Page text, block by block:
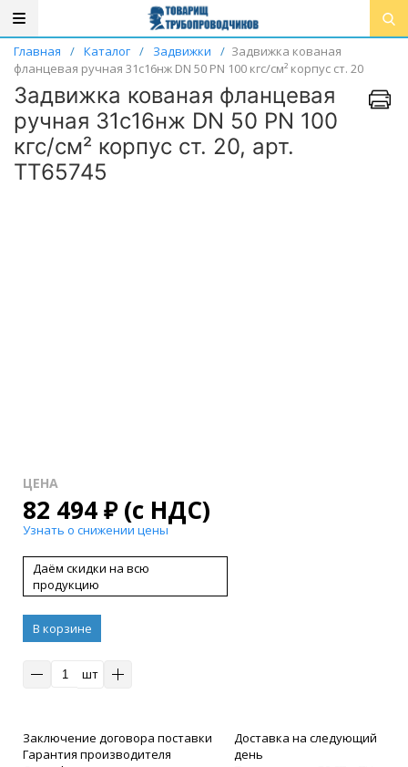
Главная / Каталог / Задвижки / Задвижка кованая
фланцевая ручная 31с16нж DN 50 PN 100 кгс/см² корпус ст. 20
Задвижка кованая фланцевая
ручная 31с16нж DN 50 PN 100
кгс/см² корпус ст. 20, арт.
ТТ65745
ЦЕНА
82 494₽(с НДС)
Узнать о снижении цены
Даём скидки на всю
продукцию
В корзине
шт
Заключение договора поставки
Гарантия производителя
Доставка на следующий
день